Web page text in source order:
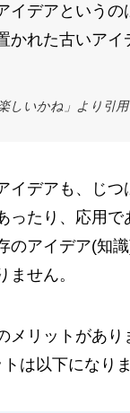
イデアというの
かれた古いアイ
楽しいかね」より引用
イデアも、じつ
ったり、応用で
のアイデア(知
ません。
メリットがあり
は以下になりま